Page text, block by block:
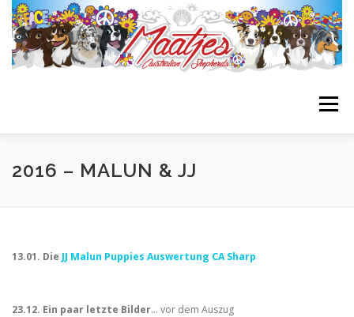
Zum
Inhalt
springen
Menü
STARTSEITE BIENES BLOG
2016 – MALUN & JJ
13.01. Die JJ Malun Puppies Auswertung CA Sharp
23.12. Ein paar letzte Bilder… vor dem Auszug